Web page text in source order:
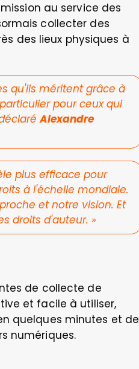
au service des
collecter des
des lieux physiques à
qu'ils méritent grâce à
pour ceux qui
Alexandre
plus efficace pour
à l'échelle mondiale.
et notre vision. Et
droits d'auteur. »
de collecte de
et facile à utiliser,
quelques minutes et de
numériques.